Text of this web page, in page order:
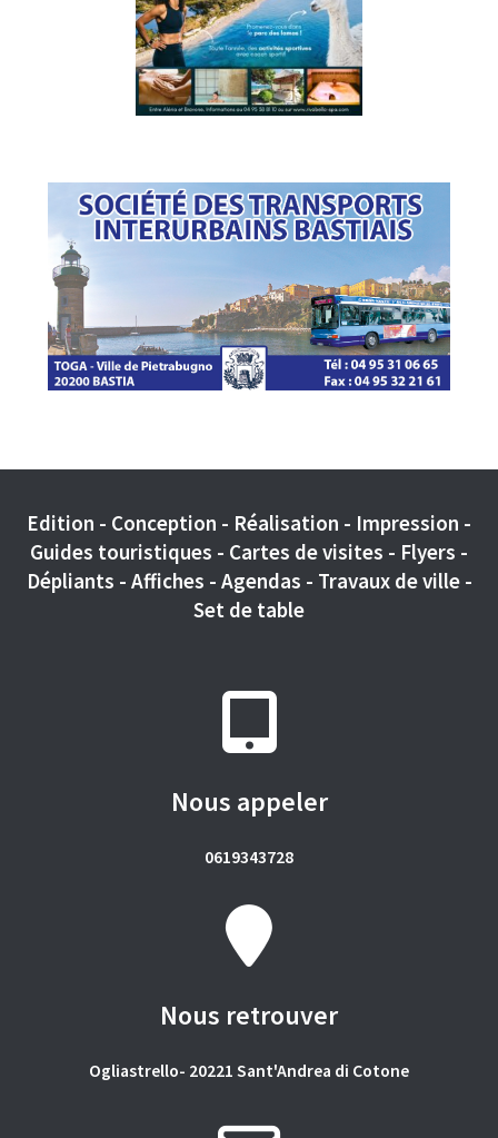
Edition - Conception - Réalisation - Impression -
Guides touristiques - Cartes de visites - Flyers -
Dépliants - Affiches - Agendas - Travaux de ville -
Set de table
Nous appeler
0619343728
Nous retrouver
Ogliastrello- 20221 Sant'Andrea di Cotone